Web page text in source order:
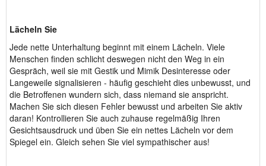
Lächeln Sie
Jede nette Unterhaltung beginnt mit einem Lächeln. Viele
Menschen finden schlicht deswegen nicht den Weg in ein
Gespräch, weil sie mit Gestik und Mimik Desinteresse oder
Langeweile signalisieren - häufig geschieht dies unbewusst, und
die Betroffenen wundern sich, dass niemand sie anspricht.
Machen Sie sich diesen Fehler bewusst und arbeiten Sie aktiv
daran! Kontrollieren Sie auch zuhause regelmäßig Ihren
Gesichtsausdruck und üben Sie ein nettes Lächeln vor dem
Spiegel ein. Gleich sehen Sie viel sympathischer aus!